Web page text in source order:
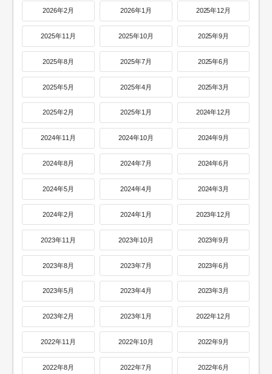
2026年2月 2026年1月 2025年12月
2025年11月 2025年10月 2025年9月
2025年8月 2025年7月 2025年6月
2025年5月 2025年4月 2025年3月
2025年2月 2025年1月 2024年12月
2024年11月 2024年10月 2024年9月
2024年8月 2024年7月 2024年6月
2024年5月 2024年4月 2024年3月
2024年2月 2024年1月 2023年12月
2023年11月 2023年10月 2023年9月
2023年8月 2023年7月 2023年6月
2023年5月 2023年4月 2023年3月
2023年2月 2023年1月 2022年12月
2022年11月 2022年10月 2022年9月
2022年8月 2022年7月 2022年6月